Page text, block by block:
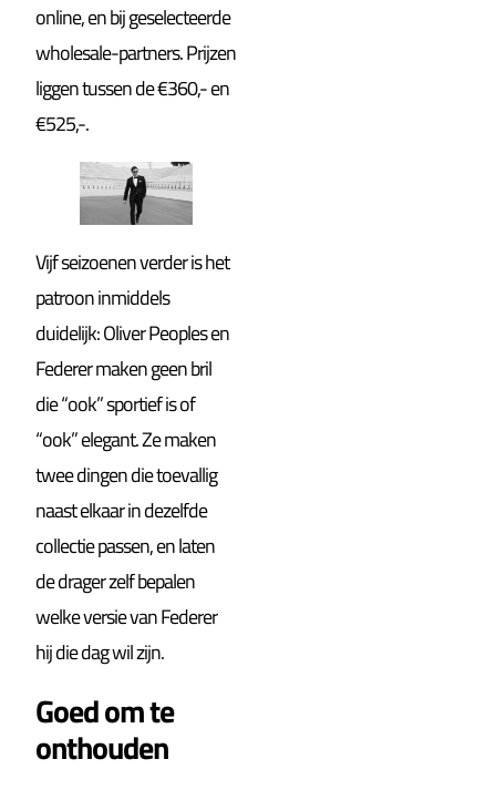
online, en bij geselecteerde
wholesale-partners. Prijzen
liggen tussen de €360,- en
€525,-.
Vijf seizoenen verder is het
patroon inmiddels
duidelijk: Oliver Peoples en
Federer maken geen bril
die “ook” sportief is of
“ook” elegant. Ze maken
twee dingen die toevallig
naast elkaar in dezelfde
collectie passen, en laten
de drager zelf bepalen
welke versie van Federer
hij die dag wil zijn.
Goed om te
onthouden